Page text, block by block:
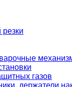
газов
держатели